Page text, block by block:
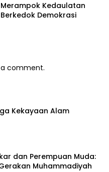
Merampok Kedaulatan
Berkedok Demokrasi
comment.
Kekayaan Alam
dan Perempuan Muda:
Muhammadiyah